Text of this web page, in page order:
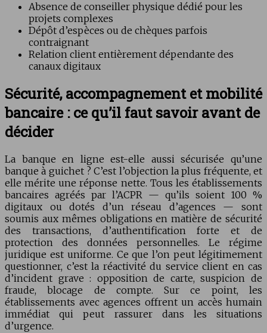
Absence de conseiller physique dédié pour les
projets complexes
Dépôt d’espèces ou de chèques parfois
contraignant
Relation client entièrement dépendante des
canaux digitaux
Sécurité, accompagnement et mobilité
bancaire : ce qu’il faut savoir avant de
décider
La banque en ligne est-elle aussi sécurisée qu’une
banque à guichet ? C’est l’objection la plus fréquente, et
elle mérite une réponse nette. Tous les établissements
bancaires agréés par l’ACPR — qu’ils soient 100 %
digitaux ou dotés d’un réseau d’agences — sont
soumis aux mêmes obligations en matière de sécurité
des transactions, d’authentification forte et de
protection des données personnelles. Le régime
juridique est uniforme. Ce que l’on peut légitimement
questionner, c’est la réactivité du service client en cas
d’incident grave : opposition de carte, suspicion de
fraude, blocage de compte. Sur ce point, les
établissements avec agences offrent un accès humain
immédiat qui peut rassurer dans les situations
d’urgence.